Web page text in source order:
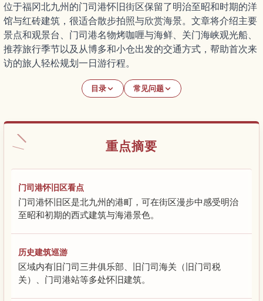
位于福冈北九州的门司港怀旧街区保留了明治至昭和时期的洋
馆与红砖建筑，很适合散步拍照与欣赏海景。文章将介绍主要
景点和观景台、门司港名物烤咖喱与海鲜、关门海峡观光船、
推荐旅行季节以及从博多和小仓出发的交通方式，帮助首次来
访的旅人轻松规划一日游行程。
目录 常见问题
重点摘要
门司港怀旧区看点
门司港怀旧区是北九州的港町，可在街区漫步中感受明治
至昭和初期的西式建筑与海港景色。
历史建筑巡游
区域内有旧门司三井俱乐部、旧门司海关（旧门司税
关）、门司港站等多处怀旧建筑。